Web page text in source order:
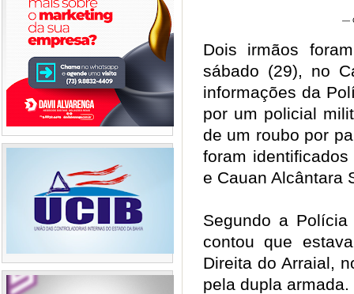
—
Dois irmãos
sábado (29), no
informações da
por um policial
de um roubo por
foram
e Cauan Alcântara
Segundo a
contou que
Direita do Arraial,
pela dupla